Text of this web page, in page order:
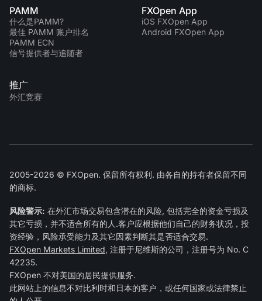
PAMM
什么是PAMM?
最佳 PAMM 账户排名
PAMM ECN
信号提供者与追随者
FXOpen App
iOS FXOpen App
Android FXOpen App
推广
外汇竞赛
2005-2026 © FXOpen. 保留所有权利. 由各自的持有者保留不同
的商标.
风险警示: 在外汇市场交易包含潜在的风险, 包括完全的资金亏损及
其它亏损，并不适合所有的人.客户应根据他们自己的财务状况，投
资经验，风险承受能力及其它因素判断其是否适合交易.
FXOpen Markets Limited, 注册于尼维斯的公司，注册号为 No. C
42235.
FXOpen 不对美国的居民提供服务.
此网站上的信息不对比利时和日本的客户，或任何国家或法律禁止